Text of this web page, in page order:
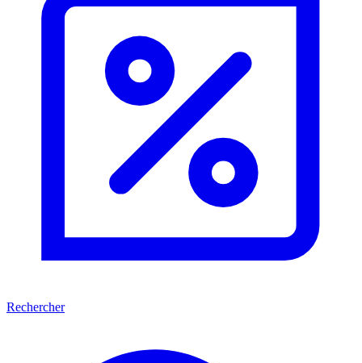
Rechercher